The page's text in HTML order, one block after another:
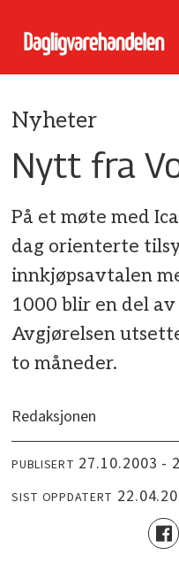
Nyheter
Nytt fra
På et møte med
dag orienterte
innkjøpsavtalen
1000 blir en del
Avgjørelsen
to måneder.
Redaksjonen
PUBLISERT 27.10.2003 -
SIST OPPDATERT